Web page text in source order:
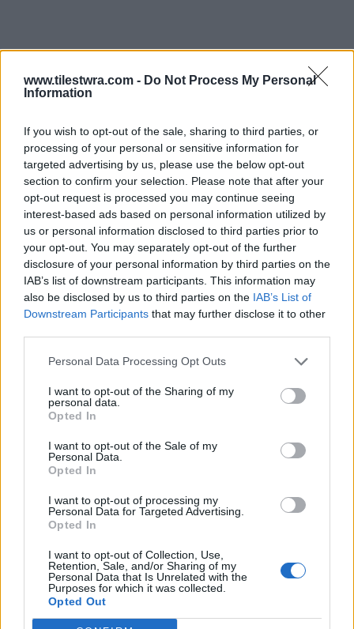
www.tilestwra.com - Do Not Process My Personal
Information
If you wish to opt-out of the sale, sharing to third parties, or
processing of your personal or sensitive information for
targeted advertising by us, please use the below opt-out
section to confirm your selection. Please note that after your
opt-out request is processed you may continue seeing
interest-based ads based on personal information utilized by
us or personal information disclosed to third parties prior to
your opt-out. You may separately opt-out of the further
disclosure of your personal information by third parties on the
IAB’s list of downstream participants. This information may
also be disclosed by us to third parties on the IAB’s List of
Downstream Participants that may further disclose it to other
Personal Data Processing Opt Outs
I want to opt-out of the Sharing of my
personal data.
Opted In
I want to opt-out of the Sale of my
Personal Data.
Opted In
I want to opt-out of processing my
Personal Data for Targeted Advertising.
Opted In
I want to opt-out of Collection, Use,
Retention, Sale, and/or Sharing of my
Personal Data that Is Unrelated with the
Purposes for which it was collected.
Opted Out
Πώς αποκαλύφθηκε ο ύποπτος
Σύμφωνα με τα όσα ακούστηκαν ενώπιον του
Επαρχιακού Δικαστηρίου Πάφου, ο ύποπτος
ανακρινόμενος έπεσε σε πολλές αντιφάσεις.
Σημαντικότερη από αυτές, το σημείο που
έδειχνε στους αστυνομικούς ότι κατέπεσε η
άτυχη νεαρή γυναίκα. Συγκεκριμένα, ο φίλος